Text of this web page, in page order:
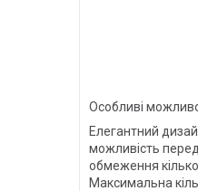
Особливі
Елегантний
можливість
обмеження
Максимальна